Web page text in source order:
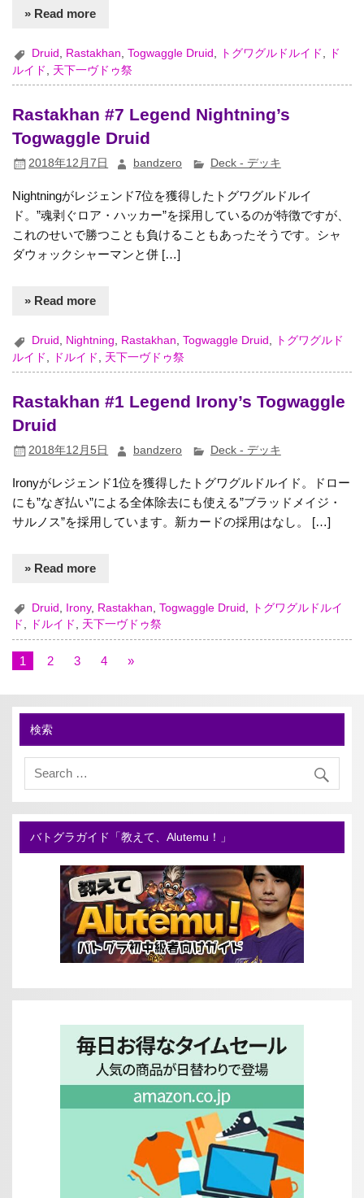
» Read more
Druid , Rastakhan,Togwaggle Druid , トグワグルドルイド ,
ド
ルイド
天下一ヴドゥ祭
Rastakhan #7 Legend Nightning’s
Togwaggle Druid
2018年12月7日 bandzero Deck - デッキ
Nightningがレジェンド7位を獲得したトグワグルドルイ
ド。”魂剥ぐロア・ハッカー”を採用しているのが特徴ですが、
これのせいで勝つことも負けることもあったそうです。シャ
ダウォックシャーマンと併 […]
» Read more
Druid , Nightning, Rastakhan,Togwaggle Druid ,
トグワグルド
ルイド
ドルイド 天下一ヴドゥ祭
Rastakhan #1 Legend Irony’s Togwaggle
Druid
2018年12月5日 bandzero Deck - デッキ
Ironyがレジェンド1位を獲得したトグワグルドルイド。ドロー
にも”なぎ払い”による全体除去にも使える”ブラッドメイジ・
サルノス”を採用しています。新カードの採用はなし。 […]
» Read more
Druid , Irony, Rastakhan,Togwaggle Druid ,
トグワグルドルイ
ド , ドルイド , 天下一ヴドゥ祭
1 2 3 4 »
検索
バトグラガイド「教えて、Alutemu！」